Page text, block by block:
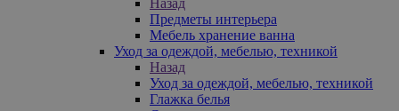
Предметы интерьера
Мебель хранение ванна
Уход за одеждой, мебелью, техникой
Назад
Уход за одеждой, мебелью, техникой
Глажка белья